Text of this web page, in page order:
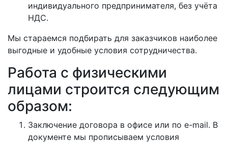
индивидуального предпринимателя, без учёта
НДС.
Мы стараемся подбирать для заказчиков наиболее
выгодные и удобные условия сотрудничества.
Работа с физическими
лицами строится следующим
образом:
Заключение договора в офисе или по e-mail. В
документе мы прописываем условия